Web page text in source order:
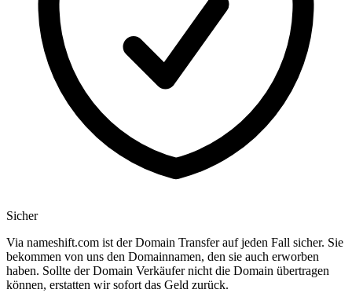
Sicher
Via nameshift.com ist der Domain Transfer auf jeden Fall sicher. Sie
bekommen von uns den Domainnamen, den sie auch erworben
haben. Sollte der Domain Verkäufer nicht die Domain übertragen
können, erstatten wir sofort das Geld zurück.